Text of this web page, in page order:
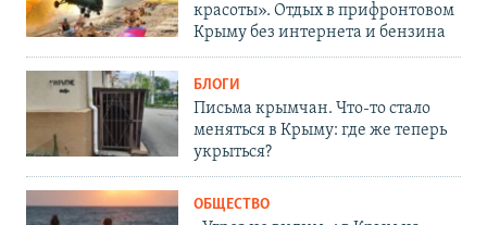
красоты». Отдых в прифронтовом
Крыму без интернета и бензина
БЛОГИ
Письма крымчан. Что-то стало
меняться в Крыму: где же теперь
укрыться?
ОБЩЕСТВО